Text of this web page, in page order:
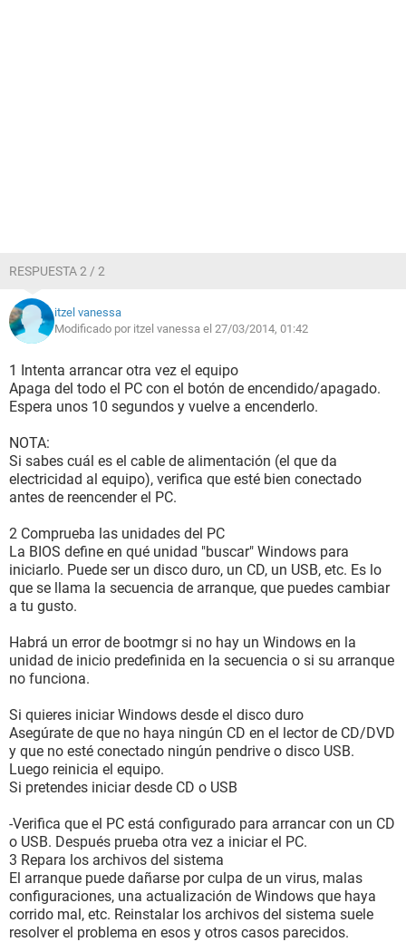
RESPUESTA 2 / 2
itzel vanessa
Modificado por itzel vanessa el 27/03/2014, 01:42
1 Intenta arrancar otra vez el equipo
Apaga del todo el PC con el botón de encendido/apagado.
Espera unos 10 segundos y vuelve a encenderlo.
NOTA:
Si sabes cuál es el cable de alimentación (el que da
electricidad al equipo), verifica que esté bien conectado
antes de reencender el PC.
2 Comprueba las unidades del PC
La BIOS define en qué unidad "buscar" Windows para
iniciarlo. Puede ser un disco duro, un CD, un USB, etc. Es lo
que se llama la secuencia de arranque, que puedes cambiar
a tu gusto.
Habrá un error de bootmgr si no hay un Windows en la
unidad de inicio predefinida en la secuencia o si su arranque
no funciona.
Si quieres iniciar Windows desde el disco duro
Asegúrate de que no haya ningún CD en el lector de CD/DVD
y que no esté conectado ningún pendrive o disco USB.
Luego reinicia el equipo.
Si pretendes iniciar desde CD o USB
-Verifica que el PC está configurado para arrancar con un CD
o USB. Después prueba otra vez a iniciar el PC.
3 Repara los archivos del sistema
El arranque puede dañarse por culpa de un virus, malas
configuraciones, una actualización de Windows que haya
corrido mal, etc. Reinstalar los archivos del sistema suele
resolver el problema en esos y otros casos parecidos.